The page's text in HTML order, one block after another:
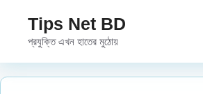
content
Tips Net BD
প্রযুক্তি এখন হাতের মুঠোয়